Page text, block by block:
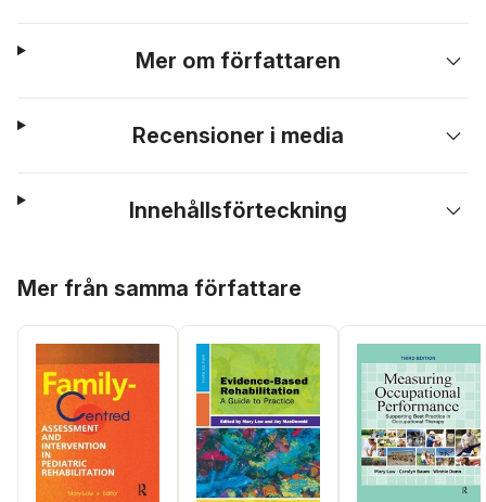
Mer om författaren
Recensioner i media
Innehållsförteckning
Mer från samma författare